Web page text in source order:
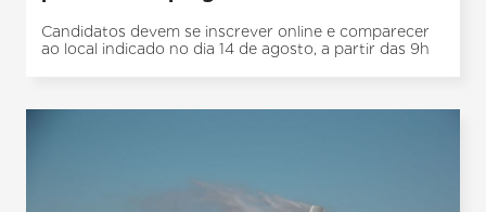
Candidatos devem se inscrever online e comparecer
ao local indicado no dia 14 de agosto, a partir das 9h